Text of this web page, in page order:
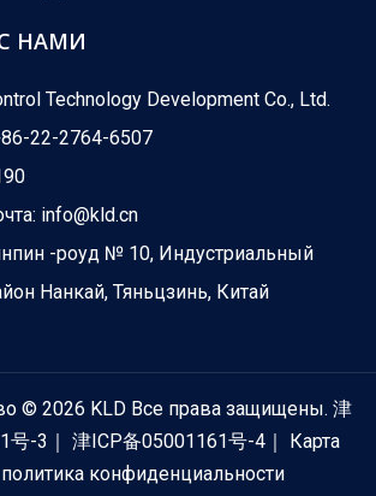
Шаровые краны против. Шаровые клапаны: в чем разница?
задумывались, какой клапан
НАМИ
Technology Development Co., Ltd.
22-2764-6507
info@kld.cn
-роуд № 10, Индустриальный
Нанкай, Тяньцзинь, Китай
© 2026 KLD Все права защищены. 津
号-3 ｜ 津ICP备05001161号-4 ｜ Карта
политика конфиденциальности